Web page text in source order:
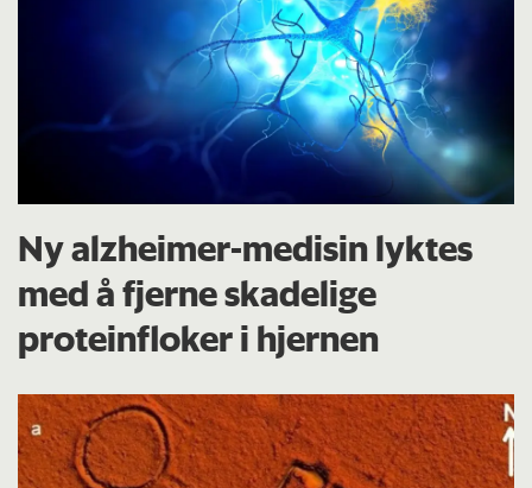
Ny alzheimer-medisin lyktes
med å fjerne skadelige
proteinfloker i hjernen